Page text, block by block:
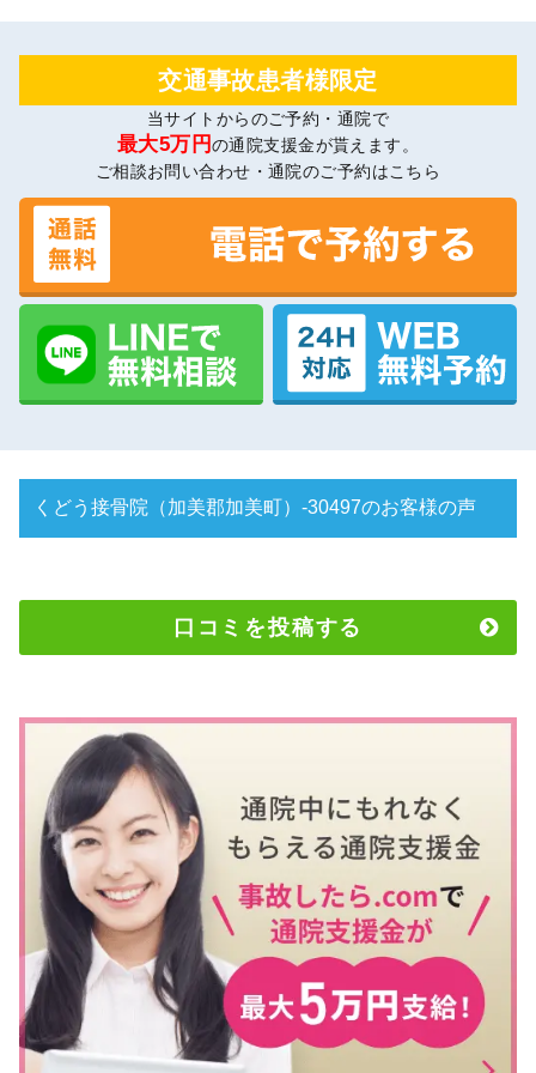
交通事故患者様限定
当サイトからのご予約・通院で
最大5万円の通院支援金が貰えます。
ご相談お問い合わせ・通院のご予約はこちら
くどう接骨院（加美郡加美町）-30497のお客様の声
口コミを投稿する